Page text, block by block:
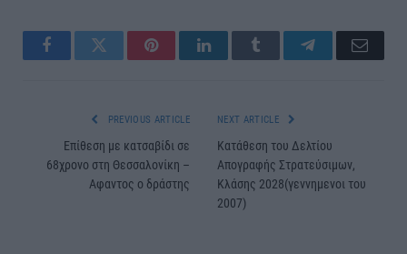
FacebookTwitter PinterestLinkedInTumblr TelegramEmail
PREVIOUS ARTICLE
Επίθεση με κατσαβίδι σε
68χρονο στη Θεσσαλονίκη –
Αφαντος ο δράστης
NEXT ARTICLE
Κατάθεση του Δελτίου
Απογραφής Στρατεύσιμων,
Κλάσης 2028(γεννημενοι του
2007)